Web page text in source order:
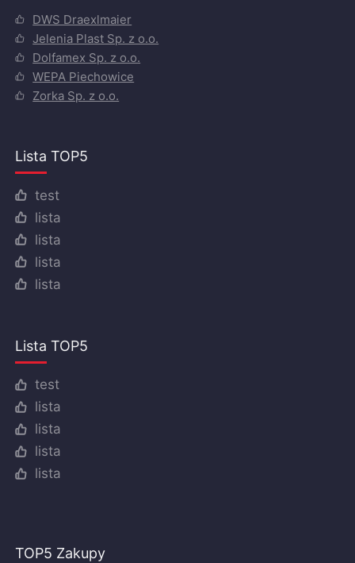
DWS Draexlmaier
Jelenia Plast Sp. z o.o.
Dolfamex Sp. z o.o.
WEPA Piechowice
Zorka Sp. z o.o.
Lista TOP5
test
lista
lista
lista
lista
Lista TOP5
test
lista
lista
lista
lista
TOP5 Zakupy